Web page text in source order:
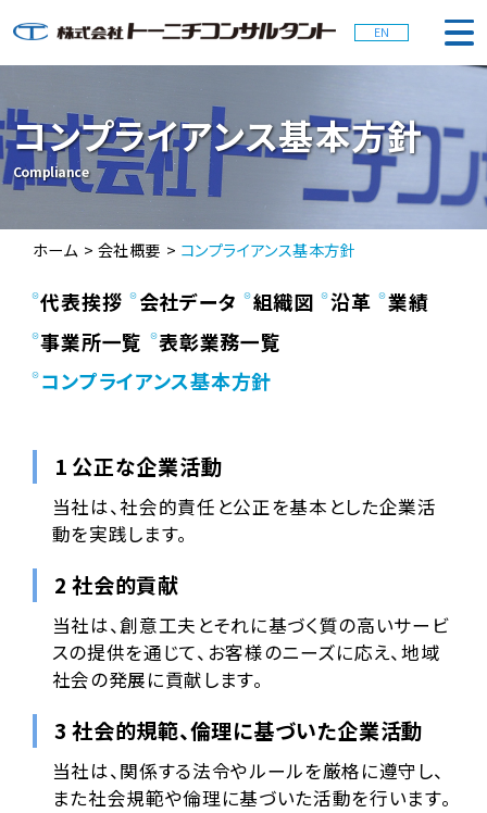
EN
会社概要
事業内容
お知らせ
採用情報
コンプライアンス基本方針
Compliance
ホーム 会社概要 コンプライアンス基本方針
代表挨拶 会社データ 組織図 沿革
業績
事業所一覧
表彰業務一覧
コンプライアンス基本方針
1 公正な企業活動
当社は、社会的責任と公正を基本とした企業活
動を実践します。
2 社会的貢献
当社は、創意工夫とそれに基づく質の高いサービ
スの提供を通じて、お客様のニーズに応え、地域
社会の発展に貢献します。
3 社会的規範、倫理に基づいた企業活動
当社は、関係する法令やルールを厳格に遵守し、
また社会規範や倫理に基づいた活動を行います。